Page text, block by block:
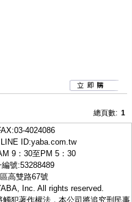
總頁數: 1
4024086
ID:yaba.com.tw
9：30至PM 5：30
號:53288489
高雙路67號
, Inc. All rights reserved.
犯著作權法，本公司將追究刑民事